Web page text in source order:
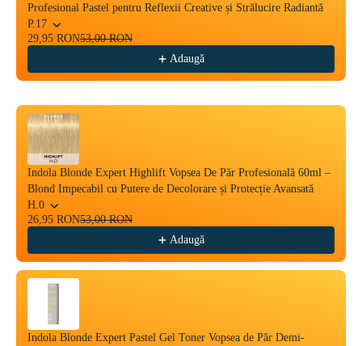
Profesional Pastel pentru Reflexii Creative și Strălucire Radiantă
P.17
29,95 RON53,00 RON
Adaugă
Indola Blonde Expert Highlift Vopsea De Păr Profesională 60ml –
Blond Impecabil cu Putere de Decolorare și Protecție Avansată
H.0
26,95 RON53,00 RON
Adaugă
Indola Blonde Expert Pastel Gel Toner Vopsea de Păr Demi-